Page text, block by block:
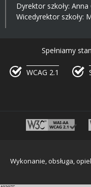
Dyrektor szkoły: Anna
Wicedyrektor szkoły:
Spełniamy
WCAG 2.1
Wykonanie, obsługa,